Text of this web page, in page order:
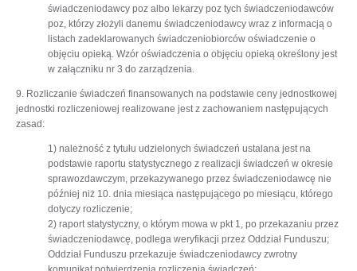
świadczeniodawcy poz albo lekarzy poz tych świadczeniodawców
poz, którzy złożyli danemu świadczeniodawcy wraz z informacją o
listach zadeklarowanych świadczeniobiorców oświadczenie o
objęciu opieką. Wzór oświadczenia o objęciu opieką określony jest
w załączniku nr 3 do zarządzenia.
9. Rozliczanie świadczeń finansowanych na podstawie ceny jednostkowej
jednostki rozliczeniowej realizowane jest z zachowaniem następujących
zasad:
1) należność z tytułu udzielonych świadczeń ustalana jest na
podstawie raportu statystycznego z realizacji świadczeń w okresie
sprawozdawczym, przekazywanego przez świadczeniodawcę nie
później niż 10. dnia miesiąca następującego po miesiącu, którego
dotyczy rozliczenie;
2) raport statystyczny, o którym mowa w pkt 1, po przekazaniu przez
świadczeniodawcę, podlega weryfikacji przez Oddział Funduszu;
Oddział Funduszu przekazuje świadczeniodawcy zwrotny